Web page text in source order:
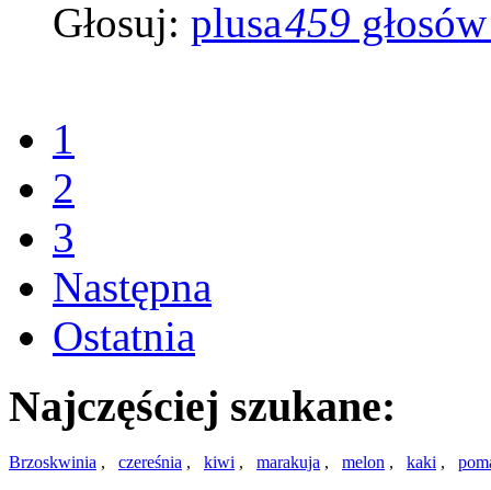
Głosuj: 459
1
2
3
Następna
Ostatnia
Najczęściej szukane:
Brzoskwinia , czereśnia , kiwi , marakuja , melon , kaki ,